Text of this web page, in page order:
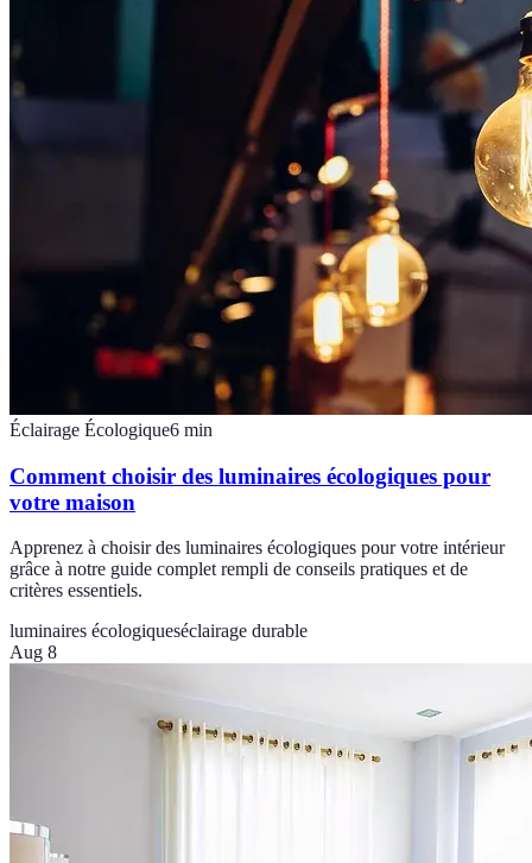
Éclairage Écologique6 min
Comment choisir des luminaires écologiques pour
votre maison
Apprenez à choisir des luminaires écologiques pour votre intérieur
grâce à notre guide complet rempli de conseils pratiques et de
critères essentiels.
luminaires écologiqueséclairage durable
Aug 8